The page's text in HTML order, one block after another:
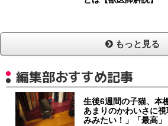
もっと見る
編集部おすすめ記事
生後6週間の子猫、本
あまりのかわいさに
みみたい！」「最高」